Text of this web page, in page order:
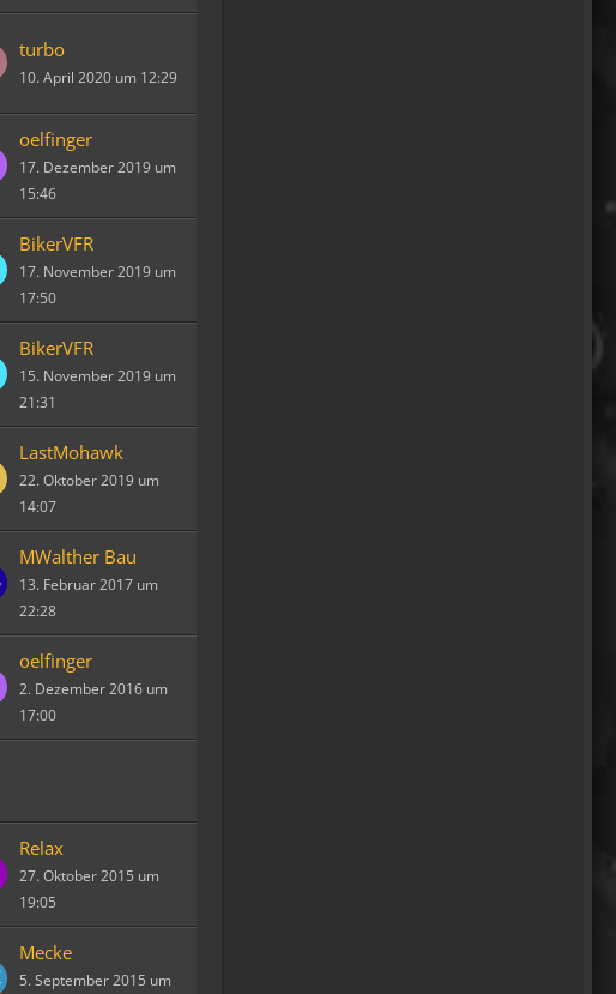
turbo
10. April 2020 um 12:29
oelfinger
17. Dezember 2019 um
15:46
BikerVFR
17. November 2019 um
17:50
BikerVFR
15. November 2019 um
21:31
LastMohawk
22. Oktober 2019 um
14:07
MWalther Bau
13. Februar 2017 um
22:28
oelfinger
2. Dezember 2016 um
17:00
Relax
27. Oktober 2015 um
19:05
Mecke
5. September 2015 um